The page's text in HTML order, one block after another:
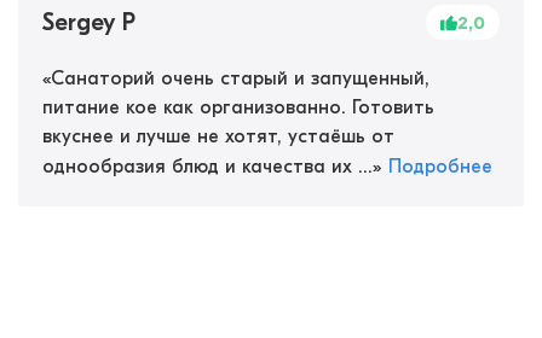
Sergey P 2,0
«Санаторий очень старый и запущенный,
питание кое как организованно. Готовить
вкуснее и лучше не хотят, устаёшь от
однообразия блюд и качества их ...» Подробнее